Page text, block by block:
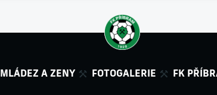
MLÁDEZ A ZENY FOTOGALERIE FK